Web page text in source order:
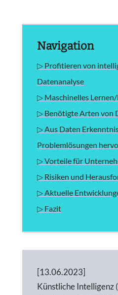
Navigation
▷ Profitieren von
Datenanalyse
▷ Maschinelles
▷ Benötigte Arten von
▷ Aus Daten
Problemlösungen
▷ Vorteile für
▷ Risiken und
▷ Aktuelle
▷ Fazit
[13.06.2023]
Künstliche Intelligenz